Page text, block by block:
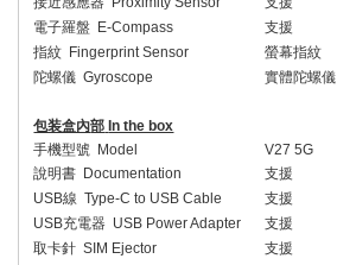
電子羅盤 E-Compass
支援
指紋 Fingerprint Sensor
螢幕指紋
陀螺儀 Gyroscope 實體陀螺儀
包装盒內部 In the box
手機型號 Model
V27 5G
說明書 Documentation
支援
USB線 Type-C to USB Cable
支援
USB充電器 USB Power Adapter
支援
取卡針 SIM Ejector
支援